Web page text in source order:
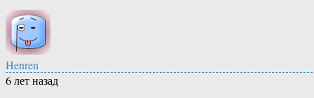
Henren
6 лет назад